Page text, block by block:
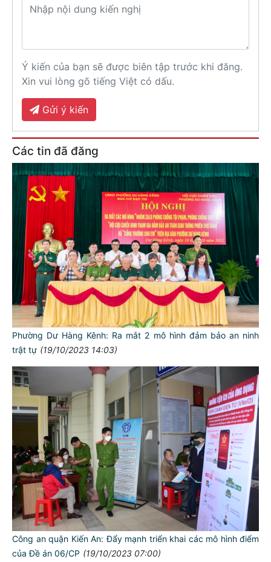
Ý kiến của bạn sẽ được biên tập trước khi đăng.
Xin vui lòng gõ tiếng Việt có dấu.
Gửi ý kiến
Các tin đã đăng
Phường Dư Hàng Kênh: Ra mắt 2 mô hình đảm bảo an ninh
trật tự (19/10/2023 14:03)
Công an quận Kiến An: Đẩy mạnh triển khai các mô hình điểm
của Đề án 06/CP (19/10/2023 07:00)